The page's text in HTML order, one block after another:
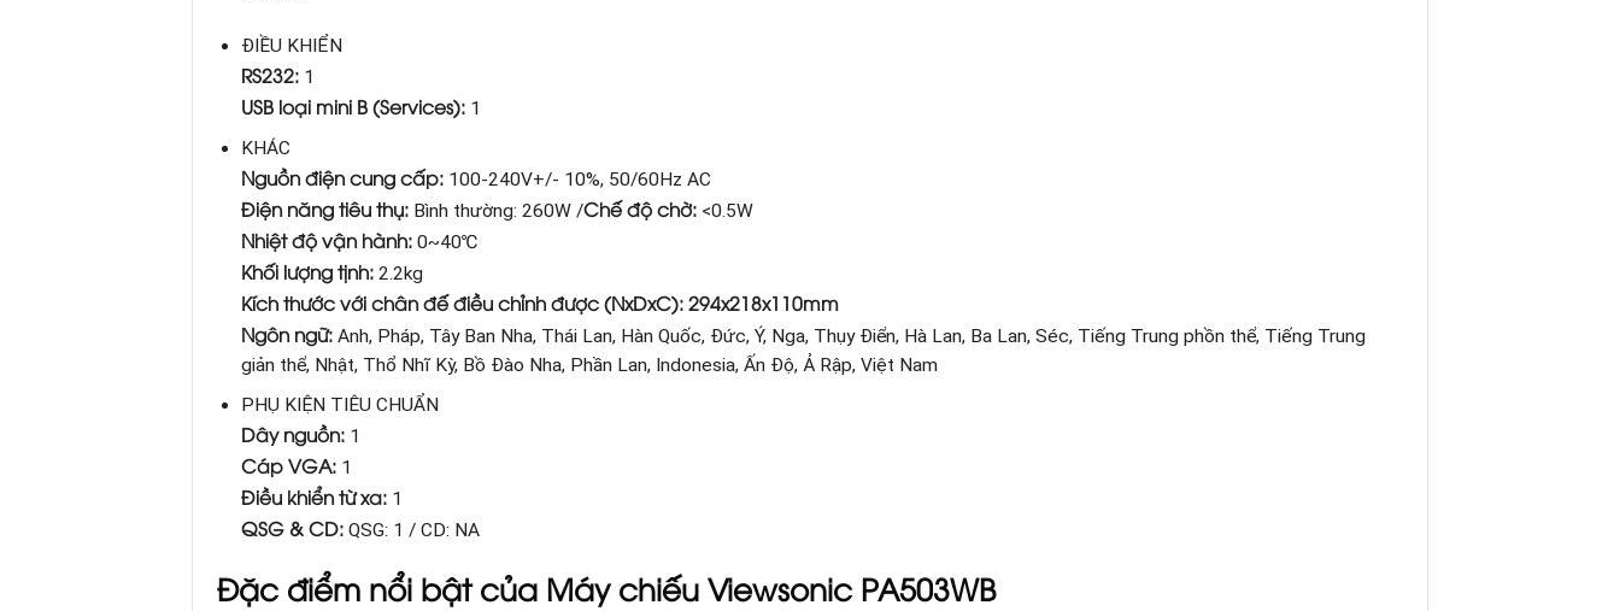
ĐIỀU KHIỂN
RS232: 1
USB loại mini B (Services): 1
KHÁC
Nguồn điện cung cấp: 100-240V+/- 10%, 50/60Hz AC
Điện năng tiêu thụ: Bình thường: 260W /Chế độ chờ: <0.5W
Nhiệt độ vận hành:0~40℃
Khối lượng tịnh:2.2kg
Kích thước với chân đế điều chỉnh được (NxDxC): 294x218x110mm
Ngôn ngữ: Anh, Pháp, Tây Ban Nha, Thái Lan, Hàn Quốc, Đức, Ý, Nga, Thụy Điển, Hà Lan, Ba Lan, Séc, Tiếng Trung phồn thể, Tiếng Trung
giản thể, Nhật, Thổ Nhĩ Kỳ, Bồ Đào Nha, Phần Lan, Indonesia, Ấn Độ, Ả Rập, Việt Nam
PHỤ KIỆN TIÊU CHUẨN
Dây nguồn: 1
Cáp VGA: 1
Điều khiển từ xa: 1
QSG & CD:QSG: 1 / CD: NA
Đặc điểm nổi bật của Máy chiếu Viewsonic PA503WB